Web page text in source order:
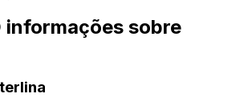
informações sobre